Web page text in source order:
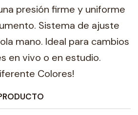
presión firme y uniforme
Sistema de ajuste
mano. Ideal para cambios
en vivo o en estudio.
Colores!